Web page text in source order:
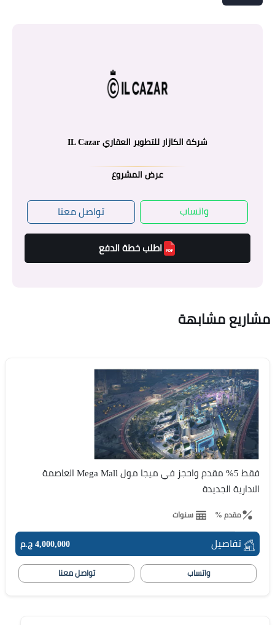
شركة الكازار للتطوير العقاري IL Cazar
عرض المشروع
واتساب تواصل معنا
اطلب خطة الدفع
مشاريع مشابهة
فقط 5% مقدم واحجز في ميجا مول Mega Mall العاصمة
الادارية الجديدة
مقدم % سنوات
تفاصيل 4,000,000 ج.م
واتساب تواصل معنا